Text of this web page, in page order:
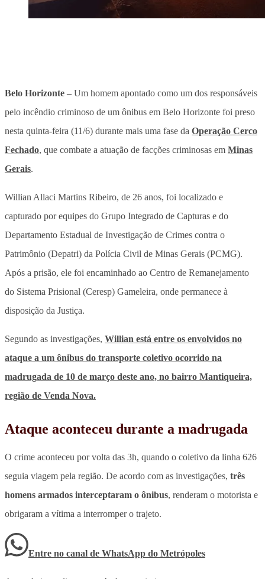
Belo Horizonte – Um homem apontado como um dos responsáveis
pelo incêndio criminoso de um ônibus em Belo Horizonte foi preso
nesta quinta-feira (11/6) durante mais uma fase da Operação Cerco
Fechado, que combate a atuação de facções criminosas em Minas
Gerais.
Willian Allaci Martins Ribeiro, de 26 anos, foi localizado e
capturado por equipes do Grupo Integrado de Capturas e do
Departamento Estadual de Investigação de Crimes contra o
Patrimônio (Depatri) da Polícia Civil de Minas Gerais (PCMG).
Após a prisão, ele foi encaminhado ao Centro de Remanejamento
do Sistema Prisional (Ceresp) Gameleira, onde permanece à
disposição da Justiça.
Segundo as investigações, Willian está entre os envolvidos no
ataque a um ônibus do transporte coletivo ocorrido na
madrugada de 10 de março deste ano, no bairro Mantiqueira,
região de Venda Nova.
Ataque aconteceu durante a madrugada
O crime aconteceu por volta das 3h, quando o coletivo da linha 626
seguia viagem pela região. De acordo com as investigações, três
homens armados interceptaram o ônibus, renderam o motorista e
obrigaram a vítima a interromper o trajeto.
Entre no canal de WhatsApp do Metrópoles